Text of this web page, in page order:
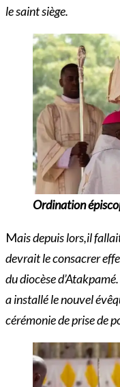
le saint siège.
Ordination
Mais depuis lors,il
devrait le consacrer
du diocèse d’Atakpamé.
a installé le nouvel
cérémonie de prise de